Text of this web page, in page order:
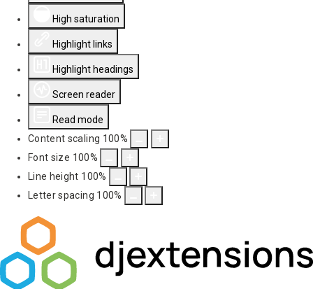
High saturation
Highlight links
Highlight headings
Screen reader
Read mode
Content scaling 100%
Font size 100%
Line height 100%
Letter spacing 100%